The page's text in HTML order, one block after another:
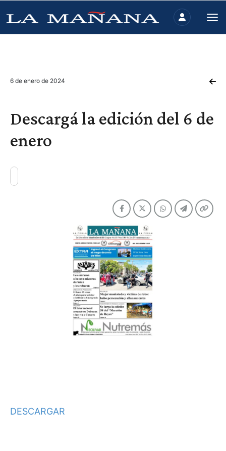
6 de enero de 2024
Descargá la edición del 6 de
enero
DESCARGAR